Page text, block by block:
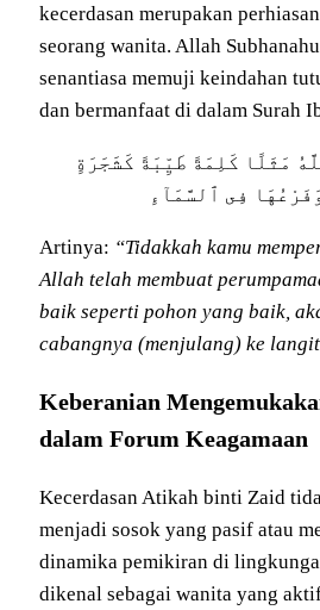
kecerdasan merupakan
seorang wanita. Allah
senantiasa memuji keindahan
dan bermanfaat di dalam Surah
مَثَلًا كَلِمَةً طَيِّبَةً كَشَجَرَةٍ
فِى ٱلسَّمَآءِ
Artinya: “Tidakkah kamu
Allah telah membuat
baik seperti pohon yang baik,
cabangnya (menjulang) ke
Keberanian
dalam Forum Keagamaan
Kecerdasan Atikah binti Zaid
menjadi sosok yang pasif atau
dinamika pemikiran di
dikenal sebagai wanita yang